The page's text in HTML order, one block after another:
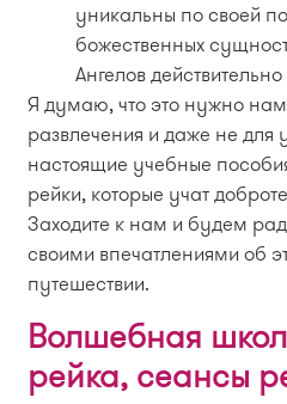
уникальны по своей
божественных
Ангелов
Я думаю, что это нужно нам
развлечения и даже не для
настоящие учебные
рейки, которые учат
Заходите к нам и будем
своими впечатлениями об
путешествии.
Волшебная
рейка, сеансы